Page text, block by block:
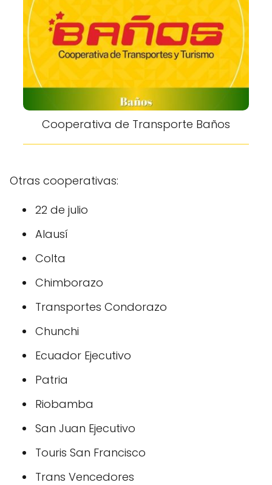
Cooperativa de Transporte Baños
Otras cooperativas:
22 de julio
Alausí
Colta
Chimborazo
Transportes Condorazo
Chunchi
Ecuador Ejecutivo
Patria
Riobamba
San Juan Ejecutivo
Touris San Francisco
Trans Vencedores